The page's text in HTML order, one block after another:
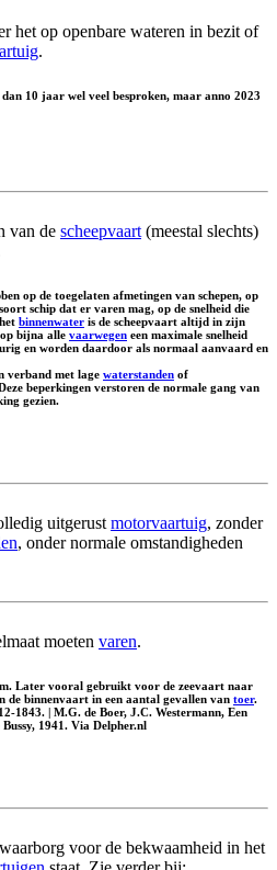
het op openbare wateren in bezit of
.
10 jaar wel veel besproken, maar anno 2023
van de scheepvaart (meestal slechts)
op de toegelaten afmetingen van schepen, op
schip dat er varen mag, op de snelheid die
binnenwater is de scheepvaart altijd in zijn
bijna alle vaarwegen een maximale snelheid
en worden daardoor als normaal aanvaard en
verband met lage waterstanden of
beperkingen verstoren de normale gang van
gezien.
uitgerust motorvaartuig, zonder
, onder normale omstandigheden
moeten varen.
Later vooral gebruikt voor de zeevaart naar
de binnenvaart in een aantal gevallen van toer.
1843. | M.G. de Boer, J.C. Westermann, Een
1941. Via Delpher.nl
voor de bekwaamheid in het